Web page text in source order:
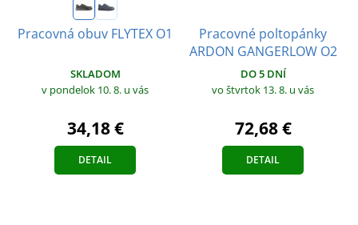
Pracovná obuv FLYTEX O1
SKLADOM
v pondelok 10. 8. u vás
34,18 €
DETAIL
Pracovné poltopánky
ARDON GANGERLOW O2
DO 5 DNÍ
vo štvrtok 13. 8. u vás
72,68 €
DETAIL